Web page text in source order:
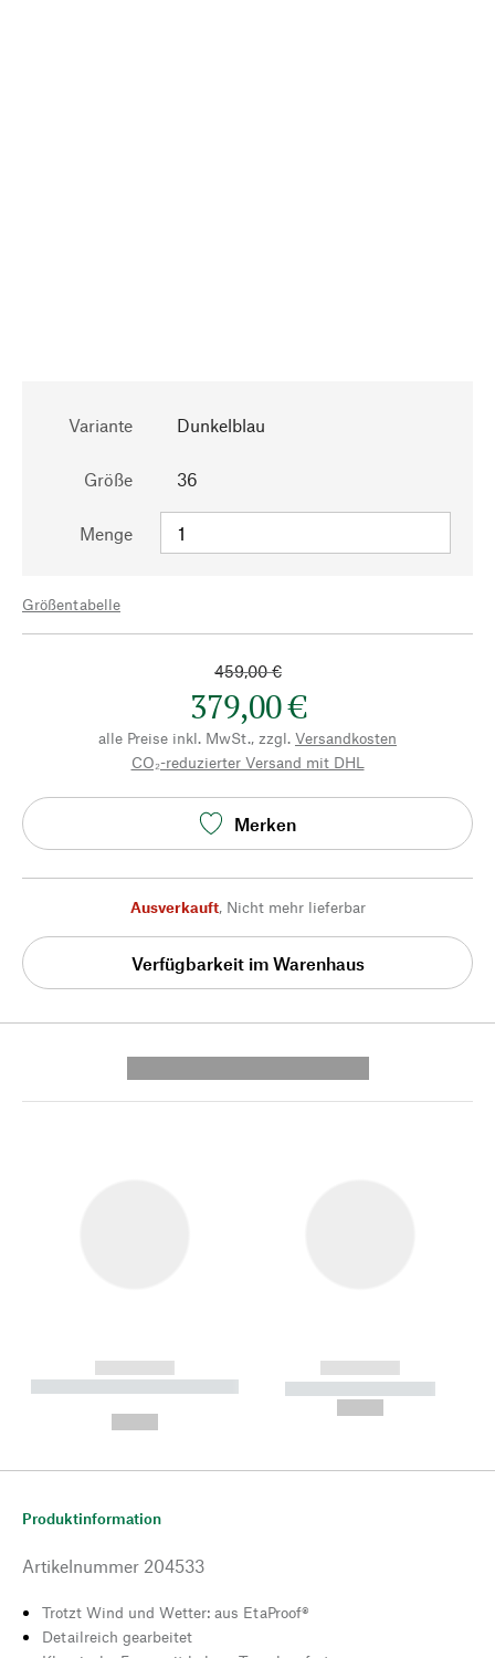
Variante Dunkelblau
Größe 36
Menge
Größentabelle
459,00 €
379,00 €
alle Preise inkl. MwSt., zzgl. Versandkosten
CO₂-reduzierter Versand mit DHL
Merken
Ausverkauft, Nicht mehr lieferbar
Verfügbarkeit im Warenhaus
------------
----------- ----------- --------
------------
----------- -----------
Produktinformation
Artikelnummer 204533
Trotzt Wind und Wetter: aus EtaProof®
Detailreich gearbeitet